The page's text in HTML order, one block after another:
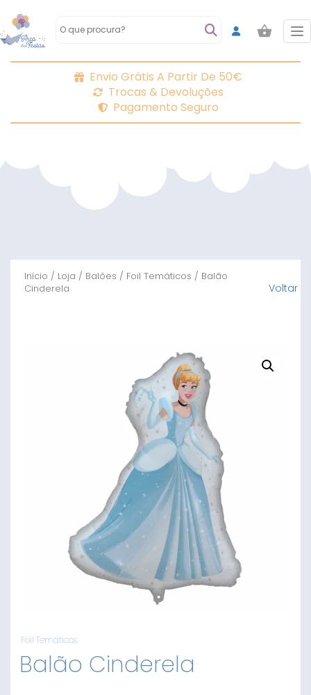
Envio Grátis A Partir De 50€
Trocas & Devoluções
Pagamento Seguro
Início / Loja / Balões / Foil Temáticos / Balão
Cinderela
Voltar
Foil Temáticos
Balão Cinderela